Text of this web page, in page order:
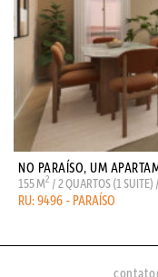
NO PARAÍSO, UM
155 M2 / 2 QUARTOS (1
RU: 9496 - PARAÍSO